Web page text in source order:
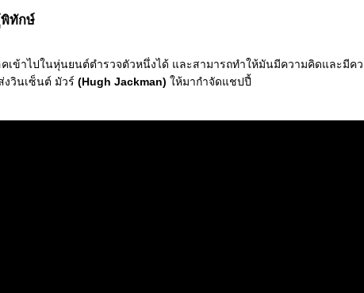
พิทักษ์
เข้าไปในหุ่นยนต์ตำรวจตัวหนึ่งได้ และสามารถทำให้มันมีความคิดและมีค
งวินเซ็นต์ มัวร์ (Hugh Jackman) ห้มากำจัดแชปปี้